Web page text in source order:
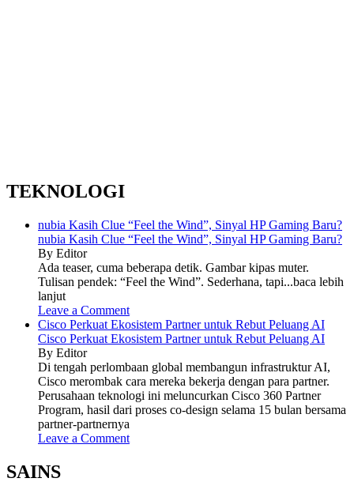
TEKNOLOGI
nubia Kasih Clue “Feel the Wind”, Sinyal HP Gaming Baru?
nubia Kasih Clue “Feel the Wind”, Sinyal HP Gaming Baru?
By Editor
Ada teaser, cuma beberapa detik. Gambar kipas muter.
Tulisan pendek: “Feel the Wind”. Sederhana, tapi...baca lebih
lanjut
Leave a Comment
Cisco Perkuat Ekosistem Partner untuk Rebut Peluang AI
Cisco Perkuat Ekosistem Partner untuk Rebut Peluang AI
By Editor
Di tengah perlombaan global membangun infrastruktur AI,
Cisco merombak cara mereka bekerja dengan para partner.
Perusahaan teknologi ini meluncurkan Cisco 360 Partner
Program, hasil dari proses co-design selama 15 bulan bersama
partner-partnernya
Leave a Comment
SAINS